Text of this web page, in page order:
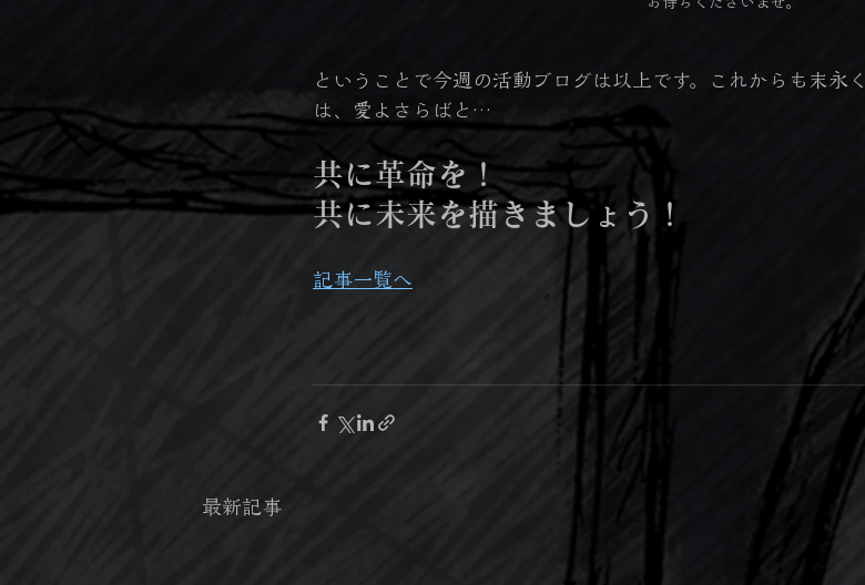
ということで今週の活動ブログは以上です。これからも末永
は、愛よさらばと…
共に革命を！
共に未来を描きましょう！
記事一覧へ
最新記事